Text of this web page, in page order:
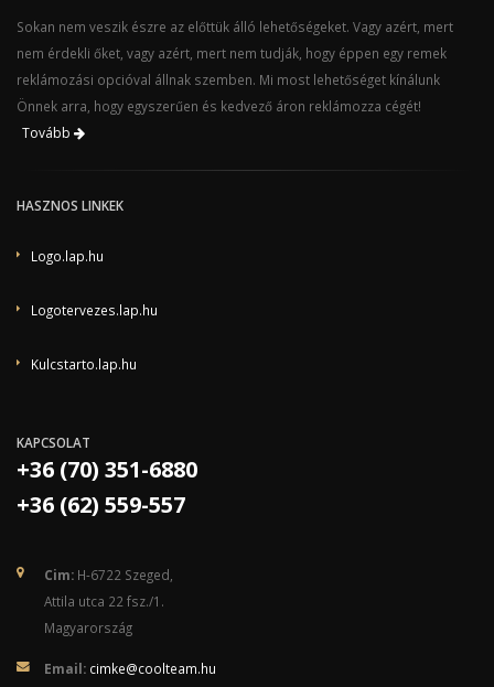
Sokan nem veszik észre az előttük álló lehetőségeket. Vagy azért, mert
nem érdekli őket, vagy azért, mert nem tudják, hogy éppen egy remek
reklámozási opcióval állnak szemben. Mi most lehetőséget kínálunk
Önnek arra, hogy egyszerűen és kedvező áron reklámozza cégét!
Tovább
HASZNOS LINKEK
Logo.lap.hu
Logotervezes.lap.hu
Kulcstarto.lap.hu
KAPCSOLAT
+36 (70) 351-6880
+36 (62) 559-557
Cim: H-6722 Szeged,
Attila utca 22 fsz./1.
Magyarország
Email: cimke@coolteam.hu